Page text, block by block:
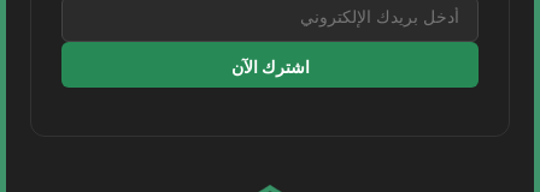
اشترك الآن